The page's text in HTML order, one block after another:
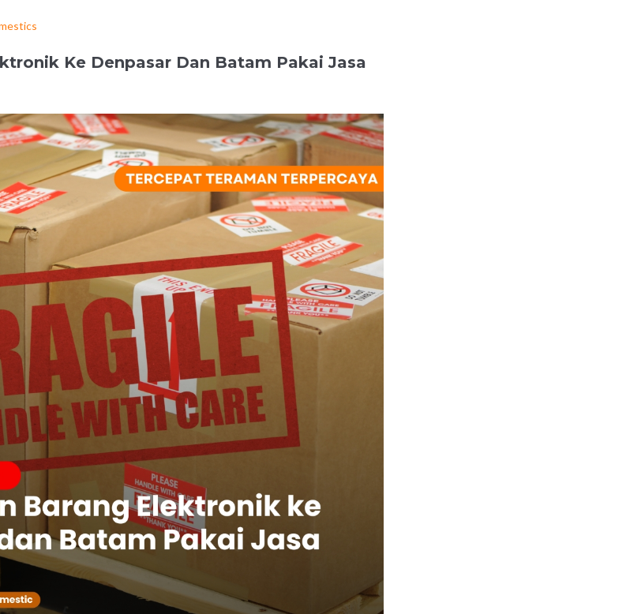
Ke Denpasar Dan Batam Pakai Jasa